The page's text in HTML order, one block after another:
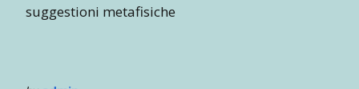
suggestioni metafisiche